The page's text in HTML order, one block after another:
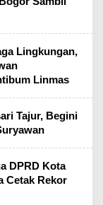
Lingkungan,
Linmas
Tajur, Begini
DPRD Kota
Cetak Rekor